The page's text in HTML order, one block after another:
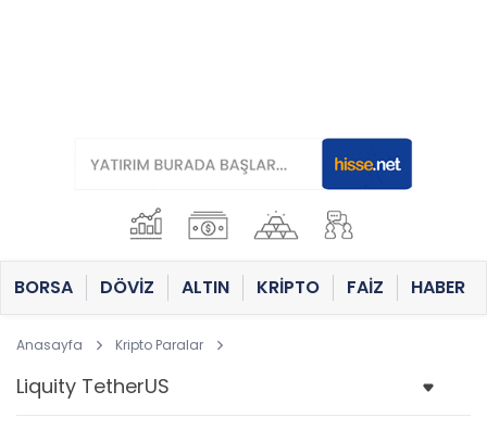
BORSA DÖVİZ ALTIN KRİPTO FAİZ HABER
Anasayfa Kripto Paralar